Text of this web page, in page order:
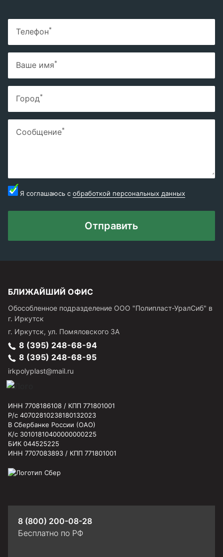
Телефон*
Ваше имя*
Город*
Сообщение*
Я соглашаюсь с обработкой персональных данных
Отправить
БЛИЖАЙШИЙ ОФИС
Обособленное подразделение ООО "Полипласт-УралСиб" в
г. Иркутск
г. Иркутск, ул. Помяловского 3А
8 (395) 248-68-94
8 (395) 248-68-95
irkpolyplast@mail.ru
ИНН 7708186108 / КПП 771801001
Р/с 40702810238180132023
В Сбербанке России (ОАО)
К/с 30101810400000000225
БИК 044525225
ИНН 7707083893 / КПП 771801001
8 (800) 200-08-28
Бесплатно по РФ